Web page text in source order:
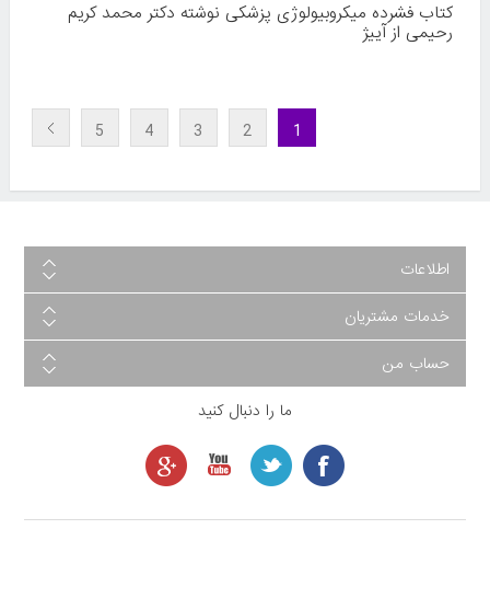
کتاب فشرده میکروبیولوژی پزشکی نوشته دکتر محمد کریم
رحیمی از آییژ
1
2
3
4
5
اطلاعات
خدمات مشتریان
حساب من
ما را دنبال کنید